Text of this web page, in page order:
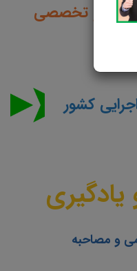
عمومی و تخصصی
کشور
و مصاحبه